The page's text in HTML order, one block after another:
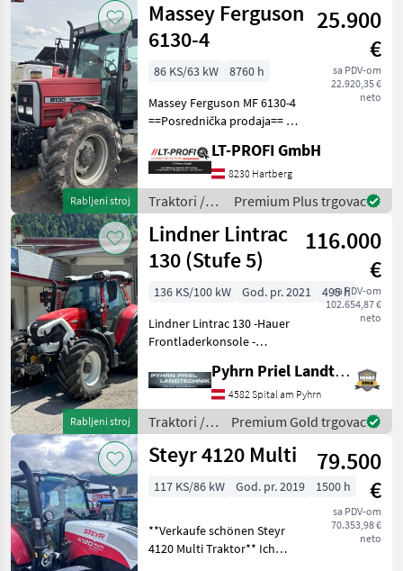
Rabljeni stroj
Massey Ferguson
6130-4
25.900
€
sa PDV-om
22.920,35 €
neto
86 KS/63 kW
8760 h
Massey Ferguson MF 6130-4
==Posrednička prodaja== -
dostupan za pregled u #LT-
Profi GmbH
#PoljoprivrednaTehnologijaZaProfesionalce
Tim LT-PRO
LT-PROFI GmbH
8230 Hartberg
Traktori /
Massey
Ferguson
Premium Plus trgovac
Rabljeni stroj
Lindner Lintrac
130 (Stufe 5)
116.000
€
sa PDV-om
102.654,87 €
neto
136 KS/100 kW God. pr. 2021
495 h
Lindner Lintrac 130 -Hauer
Frontladerkonsole -
Frontzapfwelle -2DW Vorne
-4DW Hinten Pogon: Pogon
na sve kotače (4x4),
Automatska transmisija/ m
Pyhrn Priel Landtechnik JPJ GmbH
4582 Spital am Pyhrn
Traktori /
Lindner
Premium Gold trgovac
Steyr 4120 Multi
79.500
€
sa PDV-om
70.353,98 €
neto
117 KS/86 kW God. pr. 2019 1500 h
**Verkaufe schönen Steyr
4120 Multi Traktor** Ich